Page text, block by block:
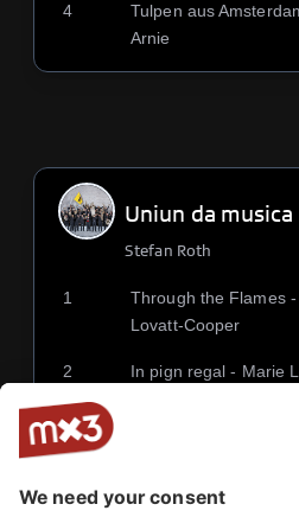
4
Tulpen aus
Arnie
Uniun da musica
Stefan Roth
1
Through the Flames -
Lovatt-Cooper
2
In pign regal - Marie
3